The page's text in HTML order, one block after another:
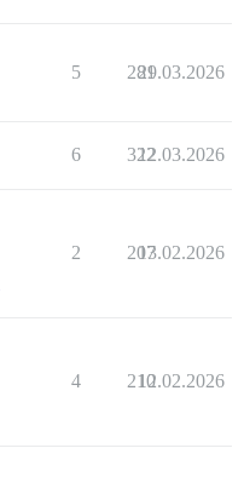
5 281
29.03.2026
6 322
12.03.2026
2 207
13.02.2026
4 210
12.02.2026